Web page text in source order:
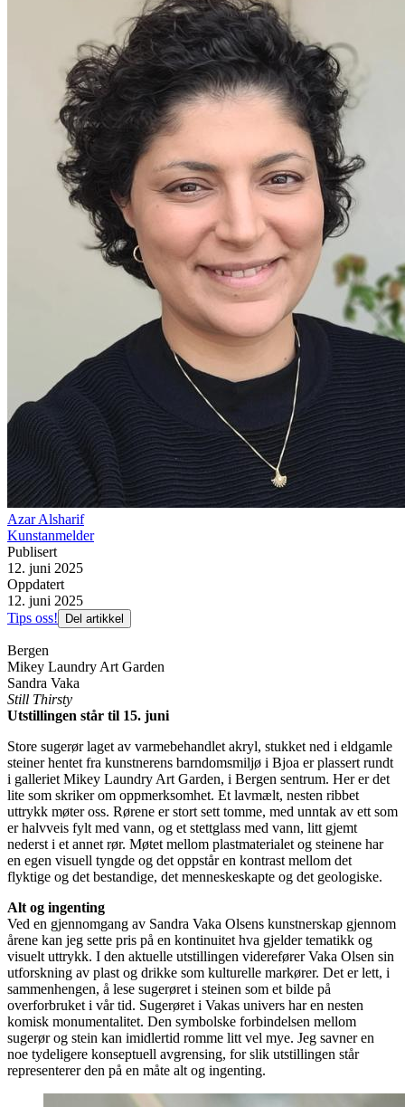
Azar Alsharif
Kunstanmelder
Publisert
12. juni 2025
Oppdatert
12. juni 2025
Tips oss!
Del artikkel
Bergen
Mikey Laundry Art Garden
Sandra Vaka
Still Thirsty
Utstillingen står til 15. juni
Store sugerør laget av varmebehandlet akryl, stukket ned i eldgamle
steiner hentet fra kunstnerens barndomsmiljø i Bjoa er plassert rundt
i galleriet Mikey Laundry Art Garden, i Bergen sentrum. Her er det
lite som skriker om oppmerksomhet. Et lavmælt, nesten ribbet
uttrykk møter oss. Rørene er stort sett tomme, med unntak av ett som
er halvveis fylt med vann, og et stettglass med vann, litt gjemt
nederst i et annet rør. Møtet mellom plastmaterialet og steinene har
en egen visuell tyngde og det oppstår en kontrast mellom det
flyktige og det bestandige, det menneskeskapte og det geologiske.
Alt og ingenting
Ved en gjennomgang av Sandra Vaka Olsens kunstnerskap gjennom
årene kan jeg sette pris på en kontinuitet hva gjelder tematikk og
visuelt uttrykk. I den aktuelle utstillingen viderefører Vaka Olsen sin
utforskning av plast og drikke som kulturelle markører. Det er lett, i
sammenhengen, å lese sugerøret i steinen som et bilde på
overforbruket i vår tid. Sugerøret i Vakas univers har en nesten
komisk monumentalitet. Den symbolske forbindelsen mellom
sugerør og stein kan imidlertid romme litt vel mye. Jeg savner en
noe tydeligere konseptuell avgrensing, for slik utstillingen står
representerer den på en måte alt og ingenting.